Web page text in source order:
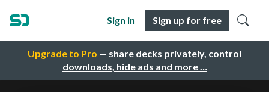
Upgrade to Pro — share decks privately, control
downloads, hide ads and more …
Sign in Sign up for free